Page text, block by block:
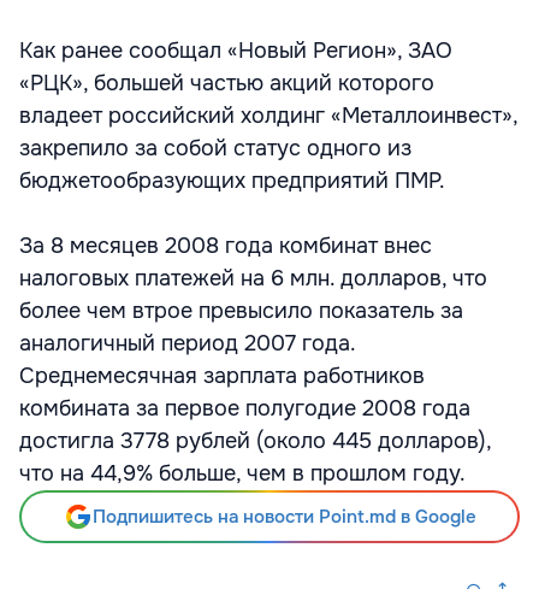
Как ранее сообщал «Новый Регион», ЗАО
«РЦК», большей частью акций которого
владеет российский холдинг «Металлоинвест»,
закрепило за собой статус одного из
бюджетообразующих предприятий ПМР.
За 8 месяцев 2008 года комбинат внес
налоговых платежей на 6 млн. долларов, что
более чем втрое превысило показатель за
аналогичный период 2007 года.
Среднемесячная зарплата работников
комбината за первое полугодие 2008 года
достигла 3778 рублей (около 445 долларов),
что на 44,9% больше, чем в прошлом году.
Подпишитесь на новости Point.md в Google